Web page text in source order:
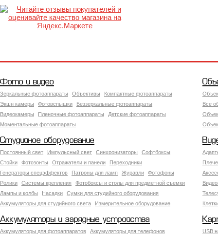
Фото и видео
Зеркальные фотоаппараты Объективы
Компактные фотоаппараты
Экшн камеры
Фотовспышки
Беззеркальные фотоаппараты
Видеокамеры
Пленочные фотоаппараты
Детские фотоаппараты
Моментальные фотоаппараты
Все
Студийное оборудование
Постоянный свет Импульсный свет Синхронизаторы
Софтбоксы
Стойки
Фотозонты Отражатели и панели
Переходники
Генераторы спецэффектов
Патроны для ламп Журавли
Фотофоны
Ролики
Системы крепления
Фотобоксы и столы для предметной съемки
Лампы и колбы
Насадки
Сумки для студийного оборудования
Аккумуляторы для студийного света
Измерительное оборудование
Аккумуляторы и зарядные устройства
Аккумуляторы для фотоаппаратов
Аккумуляторы для телефонов
USB